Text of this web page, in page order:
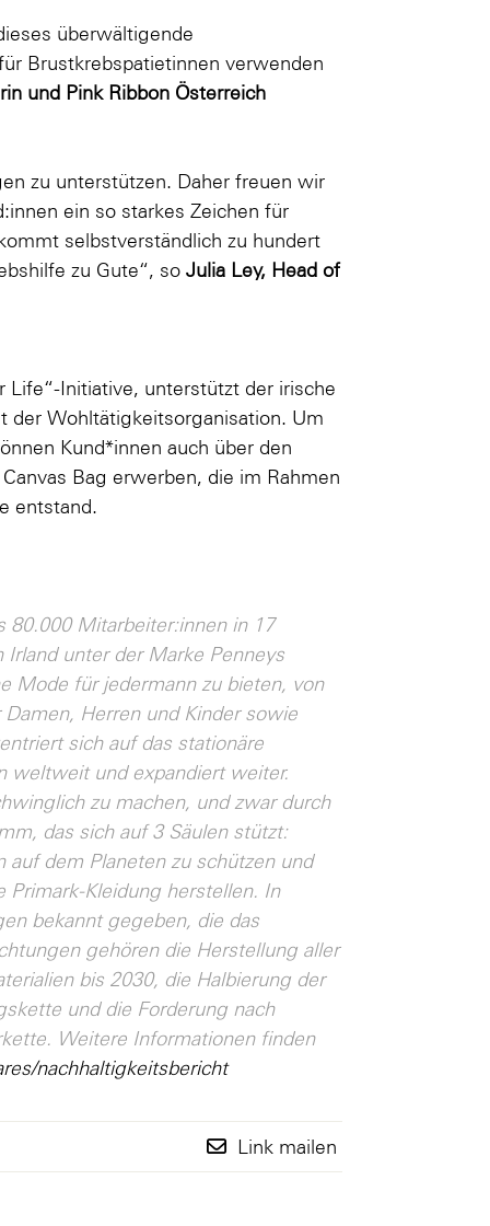
überwältigende
Brustkrebspatietinnen verwenden
und Pink Ribbon Österreich
zu unterstützen. Daher freuen wir
ein so starkes Zeichen für
selbstverständlich zu hundert
zu Gute“, soJulia Ley, Head of
Life“-Initiative, unterstützt der irische
der Wohltätigkeitsorganisation. Um
Kund*innen auch über den
Bag erwerben, die im Rahmen
entstand.
80.000 Mitarbeiter:innen in 17
unter der Marke Penneys
Mode für jedermann zu bieten, von
Herren und Kinder sowie
sich auf das stationäre
weltweit und expandiert weiter.
zu machen, und zwar durch
das sich auf 3 Säulen stützt:
dem Planeten zu schützen und
Kleidung herstellen. In
bekannt gegeben, die das
gehören die Herstellung aller
bis 2030, die Halbierung der
und die Forderung nach
Weitere Informationen finden
nachhaltigkeitsbericht
Link mailen